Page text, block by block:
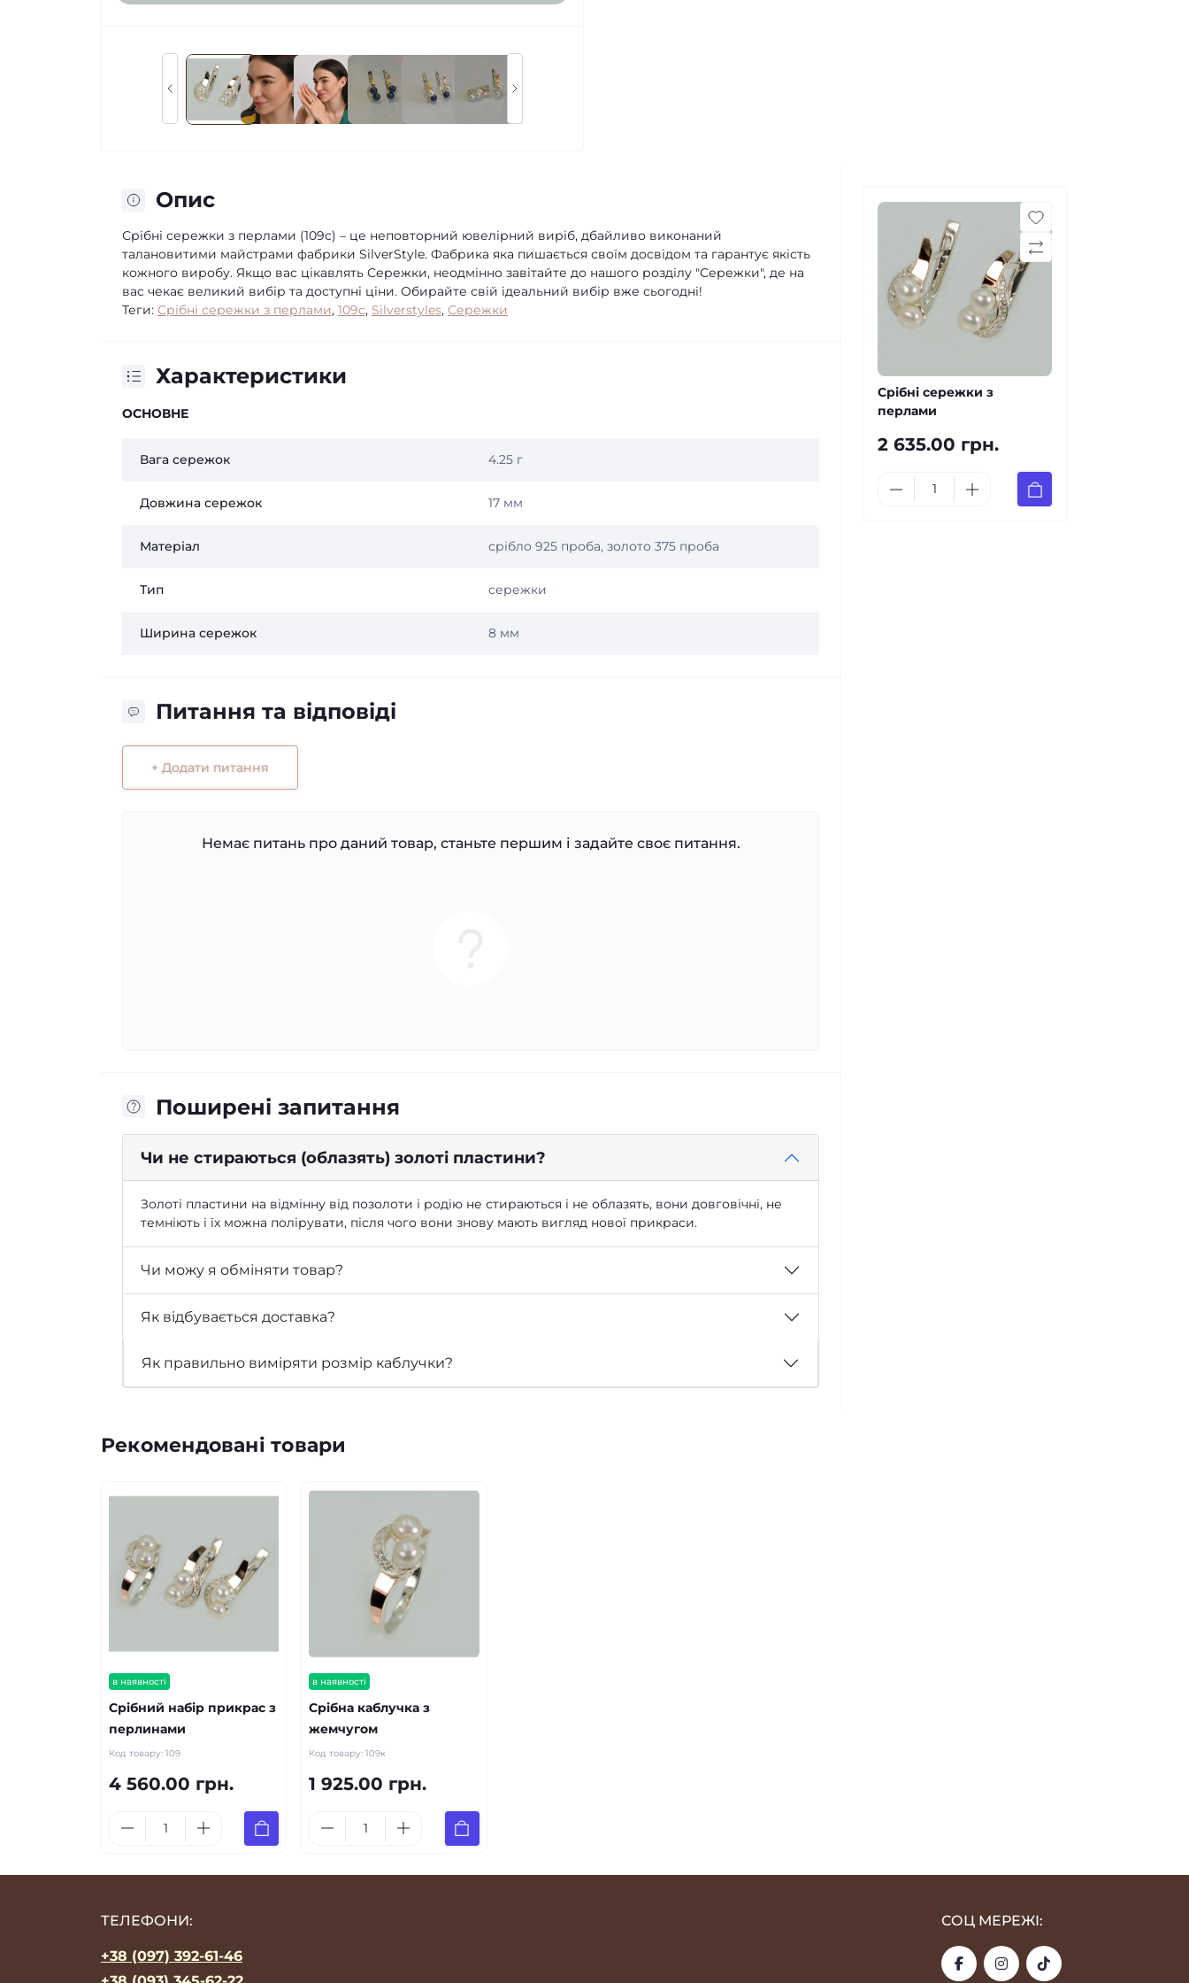
Опис
Срібні сережки з перлами (109с) – це неповторний ювелірний виріб, дбайливо виконаний
талановитими майстрами фабрики SilverStyle. Фабрика яка пишається своїм досвідом та гарантує якість
кожного виробу. Якщо вас цікавлять Сережки, неодмінно завітайте до нашого розділу "Сережки", де на
вас чекає великий вибір та доступні ціни. Обирайте свій ідеальний вибір вже сьогодні!
Теги: Срібні сережки з перлами, 109с, Silverstyles, Сережки
Характеристики
ОСНОВНЕ
Вага сережок 4.25 г
Довжина сережок 17 мм
Матеріал срібло 925 проба, золото 375 проба
Тип сережки
Ширина сережок 8 мм
Питання та відповіді
+ Додати питання
Немає питань про даний товар, станьте першим і задайте своє питання.
Поширені запитання
Чи не стираються (облазять) золоті пластини?
Золоті пластини на відмінну від позолоти і родію не стираються і не облазять, вони довговічні, не
темніють і їх можна полірувати, після чого вони знову мають вигляд нової прикраси.
Чи можу я обміняти товар?
Як відбувається доставка?
Як правильно виміряти розмір каблучки?
Срібні сережки з
перлами
2 635.00 грн.
Рекомендовані товари
в наявності
Срібний набір прикрас з
перлинами
Код товару: 109
4 560.00 грн.
в наявності
Срібна каблучка з
жемчугом
Код товару:109к
1 925.00 грн.
ТЕЛЕФОНИ:
+38 (097) 392-61-46
СОЦ МЕРЕЖІ: